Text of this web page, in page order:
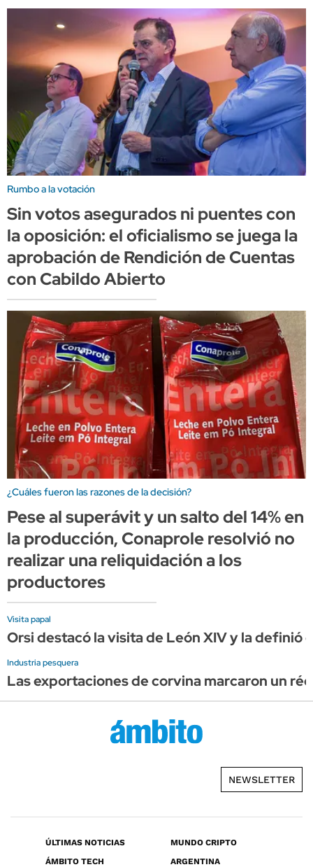
Rumbo a la votación
Sin votos asegurados ni puentes con
la oposición: el oficialismo se juega la
aprobación de Rendición de Cuentas
con Cabildo Abierto
¿Cuáles fueron las razones de la decisión?
Pese al superávit y un salto del 14% en
la producción, Conaprole resolvió no
realizar una reliquidación a los
productores
Visita papal
Orsi destacó la visita de León XIV y la definió
Industria pesquera
Las exportaciones de corvina marcaron un
NEWSLETTER
ÚLTIMAS NOTICIAS
MUNDO CRIPTO
ÁMBITO TECH
ARGENTINA